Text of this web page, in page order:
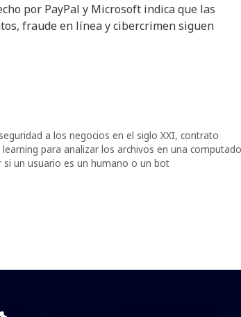
por PayPal y Microsoft indica que las
fraude en línea y cibercrimen siguen
a los negocios en el siglo XXI, contrato
learning para analizar los archivos en una
un usuario es un humano o un bot